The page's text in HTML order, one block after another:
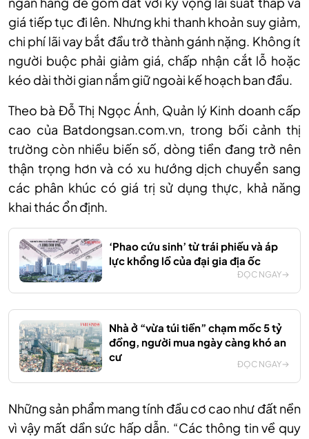
giá tiếp tục đi lên. Nhưng khi thanh khoản suy giảm,
chi phí lãi vay bắt đầu trở thành gánh nặng. Không ít
người buộc phải giảm giá, chấp nhận cắt lỗ hoặc
kéo dài thời gian nắm giữ ngoài kế hoạch ban đầu.
Theo bà Đỗ Thị Ngọc Ánh, Quản lý Kinh doanh cấp
cao của Batdongsan.com.vn, trong bối cảnh thị
trường còn nhiều biến số, dòng tiền đang trở nên
thận trọng hơn và có xu hướng dịch chuyển sang
các phân khúc có giá trị sử dụng thực, khả năng
khai thác ổn định.
‘Phao cứu sinh’ từ trái phiếu và áp
lực khổng lồ của đại gia địa ốc
ĐỌC NGAY
Nhà ở “vừa túi tiền” chạm mốc 5 tỷ
đồng, người mua ngày càng khó an
cư
ĐỌC NGAY
Những sản phẩm mang tính đầu cơ cao như đất nền
vì vậy mất dần sức hấp dẫn. “Các thông tin về quy